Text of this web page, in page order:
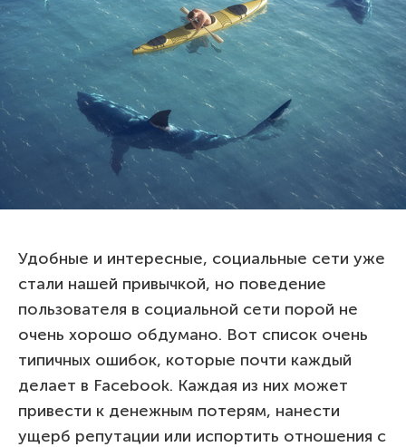
Удобные и интересные, социальные сети уже
стали нашей привычкой, но поведение
пользователя в социальной сети порой не
очень хорошо обдумано. Вот список очень
типичных ошибок, которые почти каждый
делает в Facebook. Каждая из них может
привести к денежным потерям, нанести
ущерб репутации или испортить отношения с